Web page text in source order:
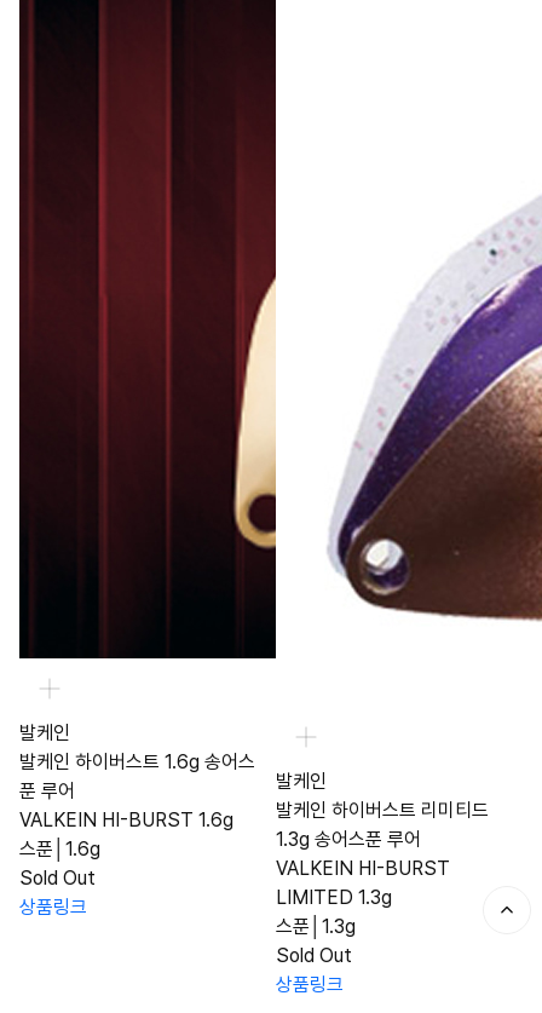
발케인
발케인 하이버스트 1.6g 송어스
푼 루어
VALKEIN HI-BURST 1.6g
스푼│1.6g
Sold Out
상품링크
발케인
발케인 하이버스트 리미티드
1.3g 송어스푼 루어
VALKEIN HI-BURST
LIMITED 1.3g
스푼│1.3g
Sold Out
상품링크